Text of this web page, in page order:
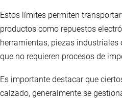
Estos límites permiten
productos como repuestos
herramientas, piezas
que no requieren procesos de
Es importante destacar que
calzado, generalmente se